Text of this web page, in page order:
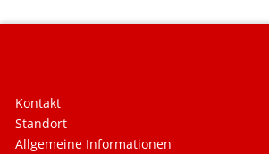
Kontakt
Standort
Allgemeine Informationen